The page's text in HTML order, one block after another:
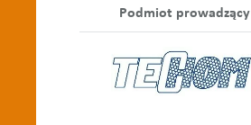
Podmiot prowadzący